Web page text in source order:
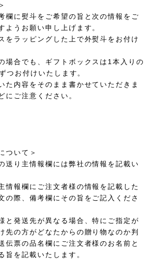
欄に熨斗をご希望の旨と次の情報をご
ようお願い申し上げます。
をラッピングした上で外熨斗をお付け
場合でも、ギフトボックスは1本入りの
つお付けいたします。
た内容をそのまま書かせていただきま
にご注意ください。
ついて＞
送り主情報欄には弊社の情報を記載い
情報欄にご注文者様の情報を記載した
の際、備考欄にその旨をご記入くださ
と発送先が異なる場合、特にご指定が
先の方がどなたからの贈り物なのか判
伝票の品名欄にご注文者様のお名前と
旨を記載いたします。